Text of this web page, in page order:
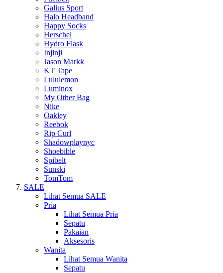
Galius Sport
Halo Headband
Happy Socks
Herschel
Hydro Flask
Injinji
Jason Markk
KT Tape
Lululemon
Luminox
My Other Bag
Nike
Oakley
Reebok
Rip Curl
Shadowplaynyc
Shoebible
Spibelt
Sunski
TomTom
SALE
Lihat Semua SALE
Pria
Lihat Semua Pria
Sepatu
Pakaian
Aksesoris
Wanita
Lihat Semua Wanita
Sepatu